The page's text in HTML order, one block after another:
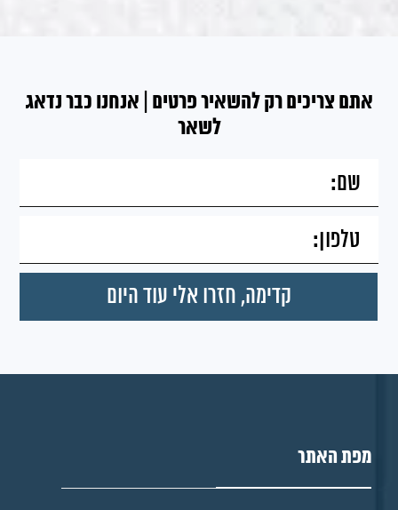
אתם צריכים רק להשאיר פרטים | אנחנו כבר נדאג
לשאר
מפת האתר